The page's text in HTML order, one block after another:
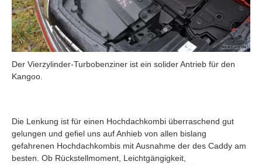
Der Vierzylinder-Turbobenziner ist ein solider Antrieb für den
Kangoo.
Die Lenkung ist für einen Hochdachkombi überraschend gut
gelungen und gefiel uns auf Anhieb von allen bislang
gefahrenen Hochdachkombis mit Ausnahme der des Caddy am
besten. Ob Rückstellmoment, Leichtgängigkeit,